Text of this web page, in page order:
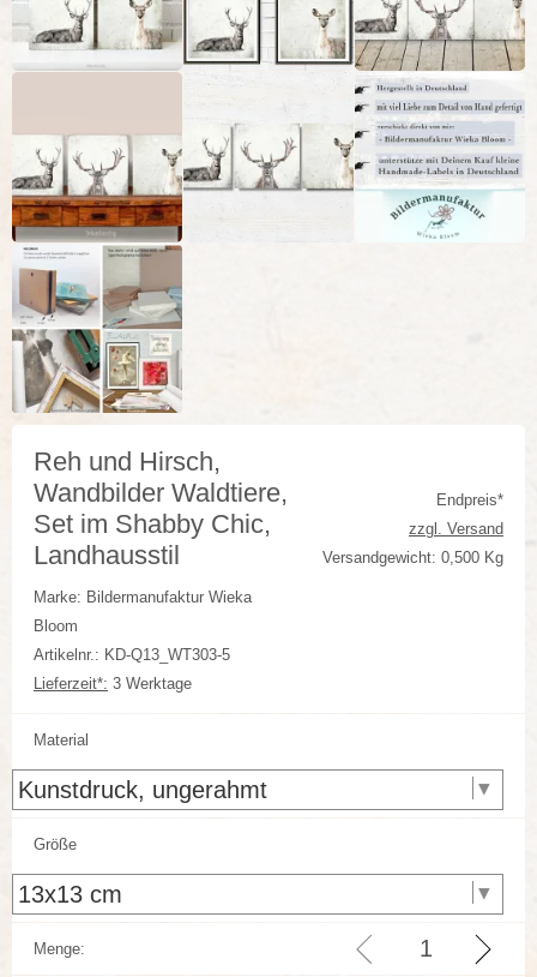
Reh und Hirsch,
Wandbilder Waldtiere,
Set im Shabby Chic,
Landhausstil
Marke: Bildermanufaktur Wieka
Bloom
Artikelnr.: KD-Q13_WT303-5
Lieferzeit*: 3 Werktage
Endpreis*
zzgl. Versand
Versandgewicht: 0,500 Kg
Material
Größe
Menge: